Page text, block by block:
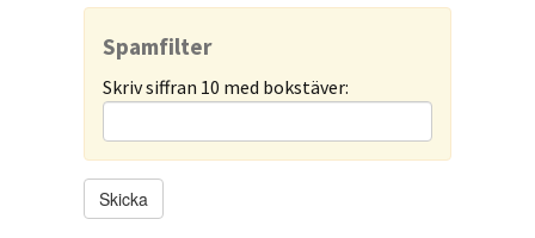
Spamfilter
Skriv siffran 10 med bokstäver: